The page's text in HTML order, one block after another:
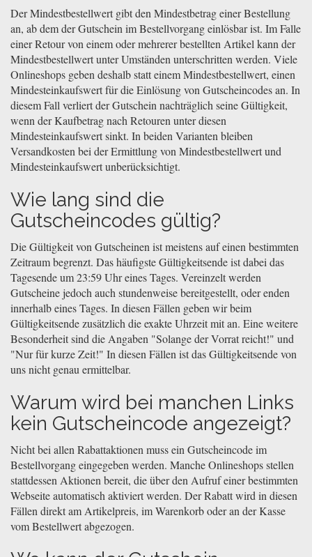
Der Mindestbestellwert gibt den Mindestbetrag einer Bestellung
an, ab dem der Gutschein im Bestellvorgang einlösbar ist. Im Falle
einer Retour von einem oder mehrerer bestellten Artikel kann der
Mindestbestellwert unter Umständen unterschritten werden. Viele
Onlineshops geben deshalb statt einem Mindestbestellwert, einen
Mindesteinkaufswert für die Einlösung von Gutscheincodes an. In
diesem Fall verliert der Gutschein nachträglich seine Gültigkeit,
wenn der Kaufbetrag nach Retouren unter diesen
Mindesteinkaufswert sinkt. In beiden Varianten bleiben
Versandkosten bei der Ermittlung von Mindestbestellwert und
Mindesteinkaufswert unberücksichtigt.
Wie lang sind die
Gutscheincodes gültig?
Die Gültigkeit von Gutscheinen ist meistens auf einen bestimmten
Zeitraum begrenzt. Das häufigste Gültigkeitsende ist dabei das
Tagesende um 23:59 Uhr eines Tages. Vereinzelt werden
Gutscheine jedoch auch stundenweise bereitgestellt, oder enden
innerhalb eines Tages. In diesen Fällen geben wir beim
Gültigkeitsende zusätzlich die exakte Uhrzeit mit an. Eine weitere
Besonderheit sind die Angaben "Solange der Vorrat reicht!" und
"Nur für kurze Zeit!" In diesen Fällen ist das Gültigkeitsende von
uns nicht genau ermittelbar.
Warum wird bei manchen Links
kein Gutscheincode angezeigt?
Nicht bei allen Rabattaktionen muss ein Gutscheincode im
Bestellvorgang eingegeben werden. Manche Onlineshops stellen
stattdessen Aktionen bereit, die über den Aufruf einer bestimmten
Webseite automatisch aktiviert werden. Der Rabatt wird in diesen
Fällen direkt am Artikelpreis, im Warenkorb oder an der Kasse
vom Bestellwert abgezogen.